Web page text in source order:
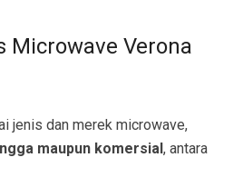
Microwave Verona
jenis dan merek microwave,
maupun komersial, antara